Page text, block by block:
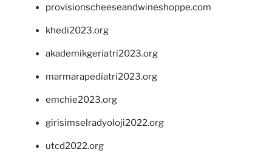
provisionscheeseandwineshoppe.com
khedi2023.org
akademikgeriatri2023.org
marmarapediatri2023.org
emchie2023.org
girisimselradyoloji2022.org
utcd2022.org